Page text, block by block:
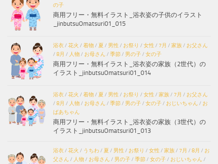
の子
商用フリー・無料イラスト_浴衣姿の子供のイラスト
_jinbutsuOmatsuri01_015
浴衣 / 花火 / 着物 / 夏 / 男性 / お祭り / 女性 / 7月 / 家族 / お父さん
/ 8月 / 人物 / お母さん / 季節 / 男の子 / 女の子
商用フリー・無料イラスト_浴衣姿の家族（2世代）の
イラスト_jinbutsuOmatsuri01_014
浴衣 / 花火 / 着物 / 夏 / 男性 / お祭り / 女性 / 家族 / 7月 / お父さん
/ 8月 / 人物 / お母さん / 季節 / 男の子 / 女の子 / おじいちゃん / お
ばあちゃん
商用フリー・無料イラスト_浴衣姿の家族（3世代）の
イラスト_jinbutsuOmatsuri01_013
浴衣 / 花火 / うちわ / 夏 / 男性 / お祭り / 女性 / 家族 / 7月 / 8月 / お
父さん / 人物 / お母さん / 男の子 / 季節 / 女の子 / おじいちゃん /